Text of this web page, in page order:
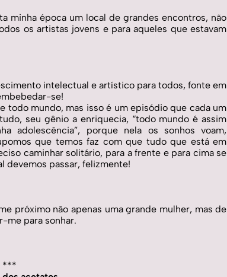
minha época um local de grandes encontros, não
os artistas jovens e para aqueles que estavam
intelectual e artístico para todos, fonte em
se!
todo mundo, mas isso é um episódio que cada um
seu gênio a enriquecia, “todo mundo é assim
adolescência”, porque nela os sonhos voam,
que temos faz com que tudo que está em
caminhar solitário, para a frente e para cima se
devemos passar, felizmente!
próximo não apenas uma grande mulher, mas de
me para sonhar.
***